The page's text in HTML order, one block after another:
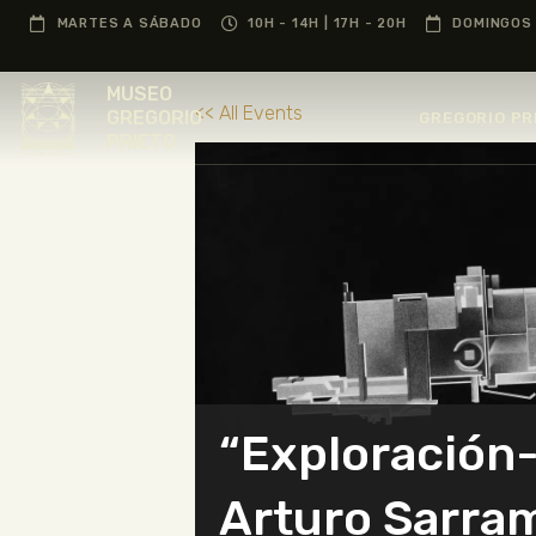
MARTES A SÁBADO 10H - 14H | 17H - 20H
MUSEO
GREGORIO<< All Events
Arturo